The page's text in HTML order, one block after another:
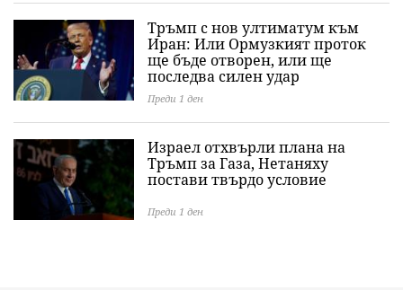
Тръмп с нов ултиматум към
Иран: Или Ормузкият проток
ще бъде отворен, или ще
последва силен удар
Преди 1 ден
Израел отхвърли плана на
Тръмп за Газа, Нетаняху
постави твърдо условие
Преди 1 ден